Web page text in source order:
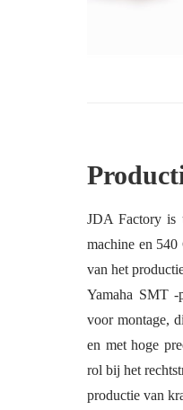
JDA Factory is
machine en
van het
Yamaha SMT -
voor montage,
en met hoge
rol bij het
productie van